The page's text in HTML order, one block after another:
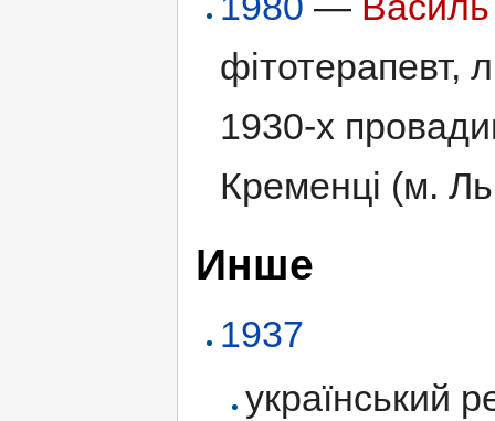
фітотерапевт,
1930-х
Кременці (м.
Инше
1937
український